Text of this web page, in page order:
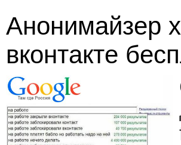
Анонимайзер
вконтакте